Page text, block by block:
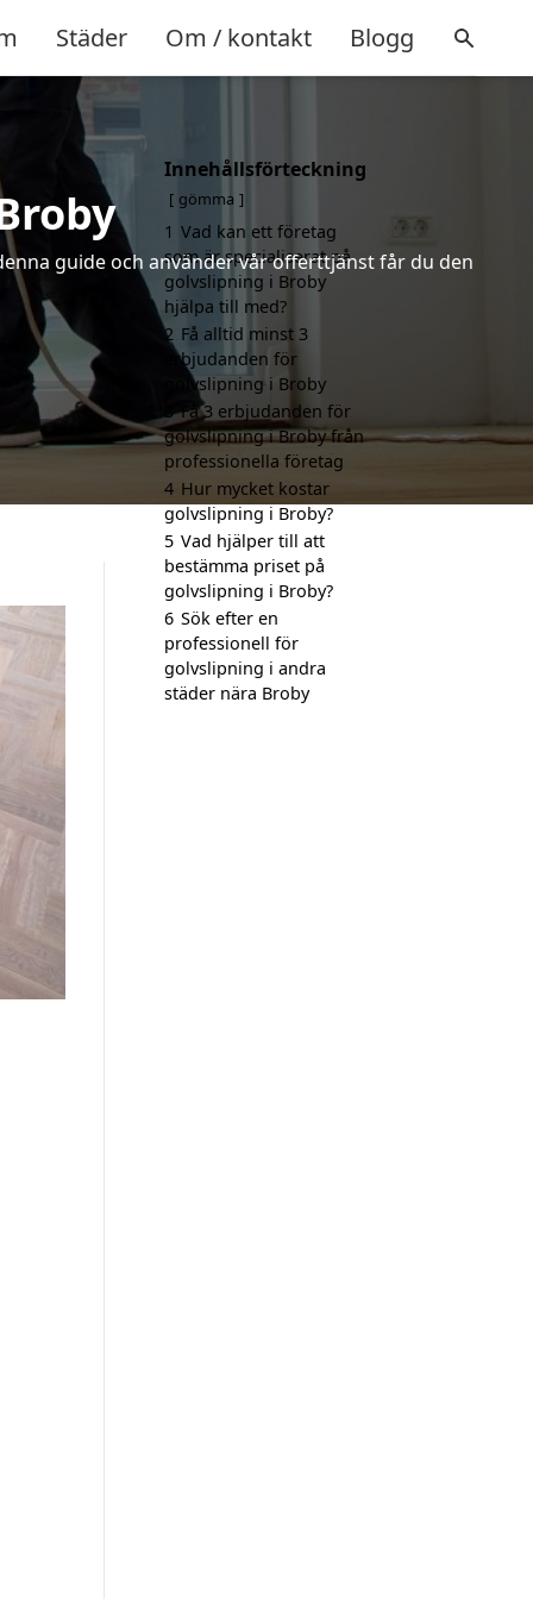
Städer Om / kontakt Blogg
guide och använder vår offerttjänst får du den
Innehållsförteckning
gömma
1 Vad kan ett företag
som är specialiserat på
golvslipning i Broby
hjälpa till med?
2 Få alltid minst 3
erbjudanden för
golvslipning i Broby
3 Få 3 erbjudanden för
golvslipning i Broby från
professionella företag
4 Hur mycket kostar
golvslipning i Broby?
5 Vad hjälper till att
bestämma priset på
golvslipning i Broby?
6 Sök efter en
professionell för
golvslipning i andra
städer nära Broby